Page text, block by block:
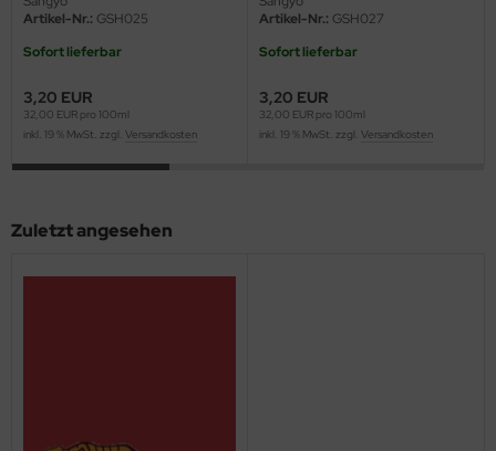
Artikel-Nr.: GSH025
Sofort lieferbar
3,20 EUR
32,00 EUR pro 100ml
inkl. 19 % MwSt. zzgl. Versandkosten
Artikel-Nr.: GSH027
Sofort lieferbar
3,20 EUR
32,00 EUR pro 100ml
inkl. 19 % MwSt. zzgl. Versandkosten
Zuletzt angesehen
Collections
Hawk Model